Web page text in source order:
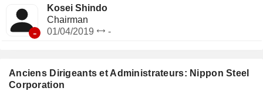
Anciens Dirigeants et Administrateurs: Nippon Steel
Corporation
-
Kosei Shindo
Chairman
01/04/2019
-